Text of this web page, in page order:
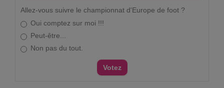
Allez-vous suivre le championnat d'Europe de foot ?
Oui comptez sur moi !!!
Peut-être...
Non pas du tout.